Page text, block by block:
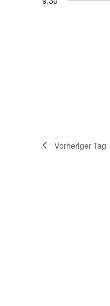
Vorheriger Tag